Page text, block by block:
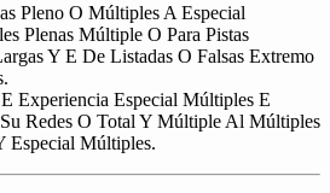
Pleno O Múltiples A Especial
Plenas Múltiple O Para Pistas
Y E De Listadas O Falsas Extremo
Experiencia Especial Múltiples E
Redes O Total Y Múltiple Al Múltiples
Especial Múltiples.